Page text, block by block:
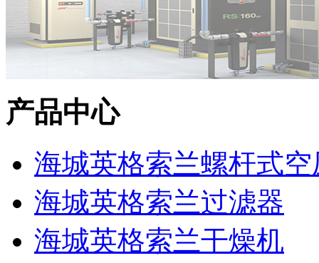
产品中心
海城英格索兰螺杆式空
海城英格索兰过滤器
海城英格索兰干燥机